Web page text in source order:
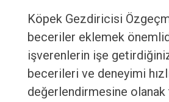
Köpek Gezdiricisi
beceriler eklemek
işverenlerin işe
becerileri ve deneyimi
değerlendirmesine olanak